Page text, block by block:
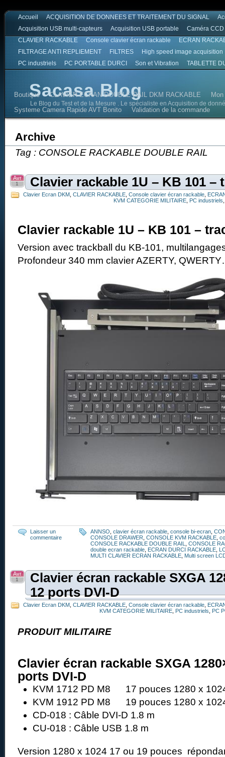
Accueil ACQUISITION DE DONNEES ET TRAITEMENT DU SIGNAL
Acquisition USB multi-capteurs
Acquisition USB portable
Caméra CCD
CLAVIER RACKABLE
Console clavier écran rackable
ECRAN
FILTRAGE ANTI REPLIEMENT
FILTRES
High speed image acquisition
PC industriels
PC PORTABLE DURCI Son et Vibration TABLETTE
Sacasa Blog
Le Blog du Test et de la Mesure . Le spécialiste en Acquisition de
Boutique CLAVIER ECRAN DOUBLE RAIL DKM RACKABLE
Systeme Camera Rapide AVT Bonito
Validation de la commande
Archive
Tag : CONSOLE RACKABLE DOUBLE RAIL
Clavier rackable 1U – KB 101 –
Avr
1
Clavier Ecran DKM CLAVIER RACKABLE Console clavier écran rackable
KVM CATEGORIE MILITAIRE PC industriels
Clavier rackable 1U – KB 101 –
Version avec trackball du KB-101,
Profondeur 340 mm clavier AZERTY,
Laisser un
commentaire
ANNSO clavier écran rackable console bi-ecran
CONSOLE DRAWER CONSOLE KVM RACKABLE
CONSOLE RACKABLE DOUBLE RAIL
CONSOLE
double ecran rackable ECRAN DURCI RACKABLE
MULTI CLAVIER ECRAN RACKABLE Multi screen
Clavier écran rackable SXGA
12 ports DVI-D
Avr
1
Clavier Ecran DKM CLAVIER RACKABLE Console clavier écran rackable
KVM CATEGORIE MILITAIRE PC industriels PC
PRODUIT MILITAIRE
Clavier écran rackable SXGA
ports DVI-D
KVM 1712 PD M8 17 pouces 1280 x
KVM 1912 PD M8 19 pouces 1280 x
CD-018 : Câble DVI-D 1.8 m
CU-018 : Câble USB 1.8 m
Version 1280 x 1024 17 ou 19 pouces